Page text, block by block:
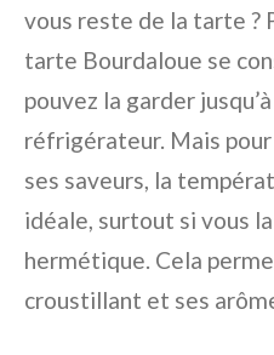
vous reste de la tarte ?
tarte Bourdaloue se
pouvez la garder
réfrigérateur. Mais
ses saveurs, la
idéale, surtout si vous
hermétique. Cela
croustillant et ses